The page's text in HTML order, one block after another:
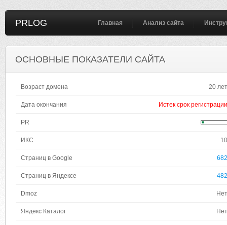
PRLOG Главная Анализ сайта
ОСНОВНЫЕ ПОКАЗАТЕЛИ САЙТА
Возраст домена 20 лет
Дата окончания Истек срок регистрации
PR
ИКС 10
Страниц в Google 682
Страниц в Яндексе 482
Dmoz Нет
Яндекс Каталог Нет